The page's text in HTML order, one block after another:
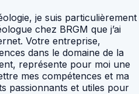
je suis particulièrement
chez BRGM que j’ai
Votre entreprise,
dans le domaine de la
représente pour moi une
mes compétences et ma
passionnants et utiles pour